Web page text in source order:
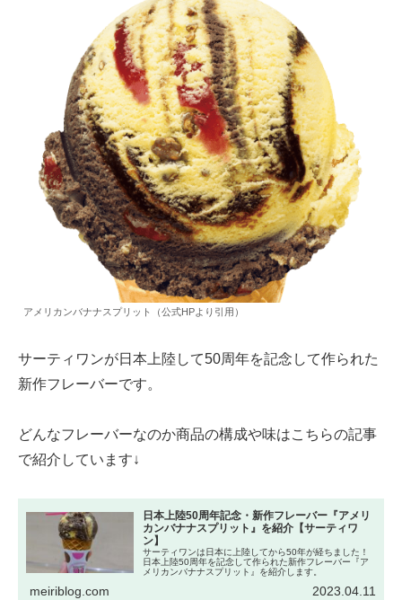
アメリカンバナナスプリット（公式HPより引用）
サーティワンが日本上陸して50周年を記念して作られた
新作フレーバーです。
どんなフレーバーなのか商品の構成や味はこちらの記事
で紹介しています↓
日本上陸50周年記念・新作フレーバー『アメリ
カンバナナスプリット』を紹介【サーティワ
ン】
サーティワンは日本に上陸してから50年が経ちました！
日本上陸50周年を記念して作られた新作フレーバー『ア
メリカンバナナスプリット』を紹介します。
meiriblog.com 2023.04.11